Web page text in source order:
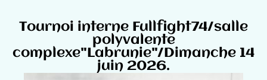
Tournoi interne Fullfight74/salle
polyvalente
complexe"Labrunie"/Dimanche 14
juin 2026.